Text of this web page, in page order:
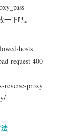
下吧。
hosts
request-400-
reverse-proxy